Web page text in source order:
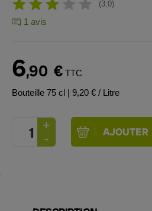
3,0
1 avis
6,90 € TTC
Bouteille 75 cl | 9,20 € / Litre